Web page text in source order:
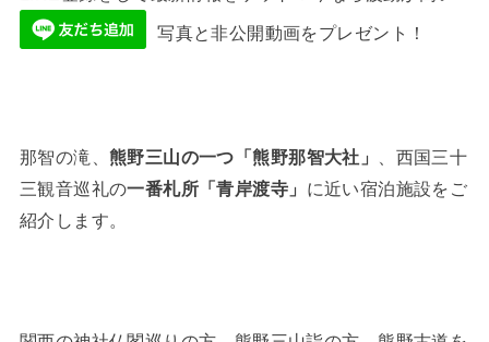
写真と非公開動画をプレゼント！
那智の滝、 熊野三山の一つ「熊野那智大社」
、西国三十
三観音巡礼の一番札所「青岸渡寺」 に近い宿泊施設をご
紹介します。